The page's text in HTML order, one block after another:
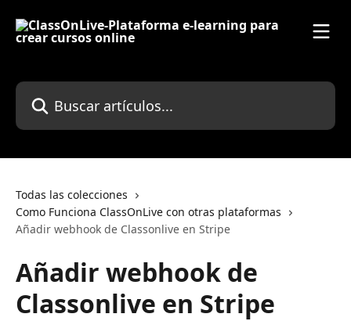
Buscar artículos...
Todas las colecciones
Como Funciona ClassOnLive con otras plataformas
Añadir webhook de Classonlive en Stripe
Añadir webhook de
Classonlive en Stripe